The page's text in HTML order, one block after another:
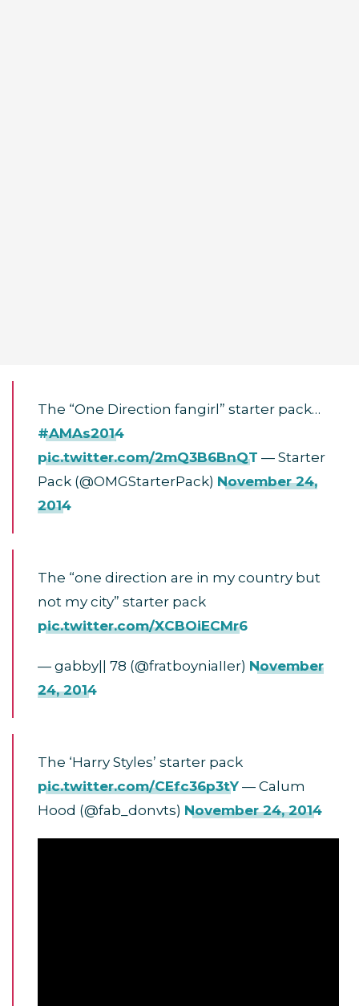
The “One Direction fangirl” starter pack…
#AMAs2014
pic.twitter.com/2mQ3B6BnQT — Starter
Pack (@OMGStarterPack) November 24,
2014
The “one direction are in my country but
not my city” starter pack
pic.twitter.com/XCBOiECMr6
— gabby|| 78 (@fratboyniaIIer) November
24, 2014
The ‘Harry Styles’ starter pack
pic.twitter.com/CEfc36p3tY — Calum
Hood (@fab_donvts) November 24, 2014